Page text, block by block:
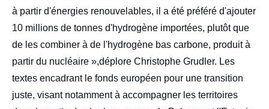
à partir d'énergies renouvelables, il a été préféré d'ajouter
10 millions de tonnes d'hydrogène importées, plutôt que
de les combiner à de l'hydrogène bas carbone, produit à
partir du nucléaire »,déplore Christophe Grudler. Les
textes encadrant le fonds européen pour une transition
juste, visant notamment à accompagner les territoires